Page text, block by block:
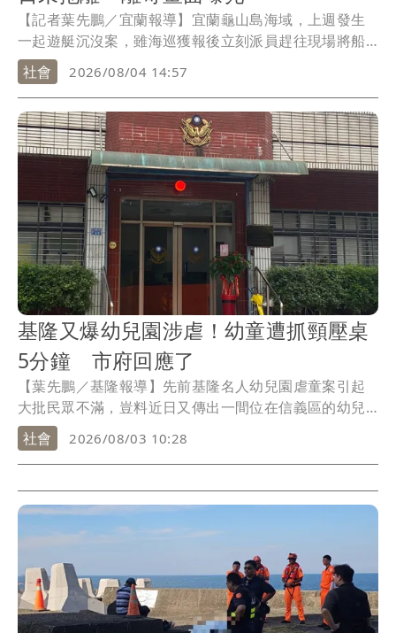
【記者葉先鵬／宜蘭報導】宜蘭龜山島海域，上週發生
一起遊艇沉沒案，雖海巡獲報後立刻派員趕往現場將船
長及船員共2人救起，但半沉的遊艇卻在海上漂流多天，
目前船東正全力排除中，詳細事發原因還有待進一步釐
清。
社會 2026/08/04 14:57
基隆又爆幼兒園涉虐！幼童遭抓頸壓桌
5分鐘 市府回應了
【葉先鵬／基隆報導】先前基隆名人幼兒園虐童案引起
大批民眾不滿，豈料近日又傳出一間位在信義區的幼兒
園也涉不當對待，導致學童臉上出現不明傷勢，向園方
反映後對方卻只想私下解決，目前家屬已提出告訴，對
此，基隆市府則表示現正調查中。
社會 2026/08/03 10:28